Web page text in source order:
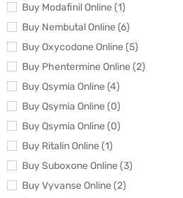
Buy Modafinil Online (1)
Buy Nembutal Online (6)
Buy Oxycodone Online (5)
Buy Phentermine Online (2)
Buy Qsymia Online (4)
Buy Qsymia Online (0)
Buy Qsymia Online (0)
Buy Ritalin Online (1)
Buy Suboxone Online (3)
Buy Vyvanse Online (2)